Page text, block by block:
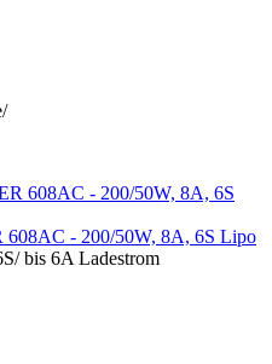
- 200/50W, 8A, 6S Lipo
bis 6A Ladestrom